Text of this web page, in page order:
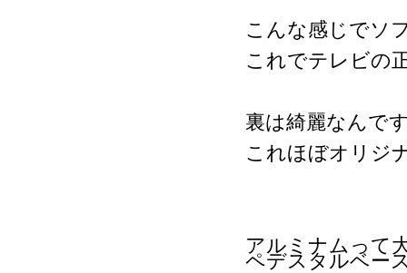
こんな感じでソ
これでテレビの
裏は綺麗なんで
これほぼオリジ
アルミナムって
ペデスタルベー